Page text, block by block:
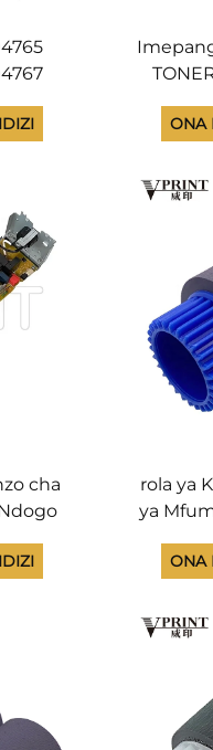
M
ONA
cha
za
rola ya
ya
B760ONA